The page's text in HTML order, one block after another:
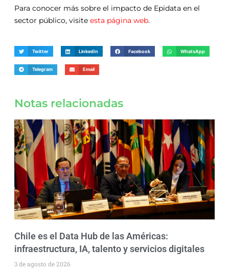
Para conocer más sobre el impacto de Epidata en el
sector público, visite esta página web.
Twitter LinkedIn Facebook WhatsApp
Telegram Email
Notas relacionadas
Chile es el Data Hub de las Américas:
infraestructura, IA, talento y servicios digitales
3 de agosto de 2026